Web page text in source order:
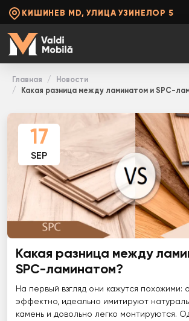
КИШИНЕВ MD, УЛИЦА УЗИНЕЛОР 5
Главная
Новости
Какая разница между ламинатом и SPC-
17
SEP
Какая разница между
SPC-ламинатом?
На первый взгляд они кажутся похожими:
эффектно, идеально имитируют
камень и довольно легко монтируются.